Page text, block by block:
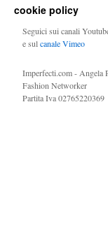
cookie policy
Seguici sui canali
e sulcanale Vimeo
Imperfecti.com - Angela
Fashion Networker
Partita Iva 02765220369